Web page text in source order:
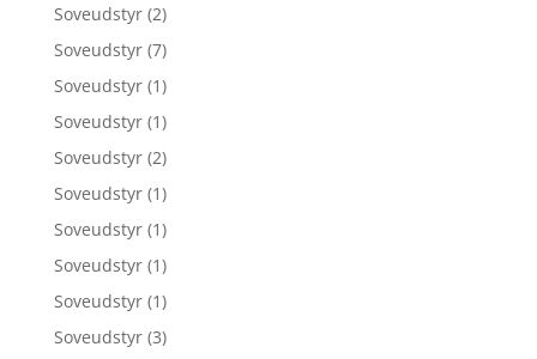
Soveudstyr (2)
Soveudstyr (7)
Soveudstyr (1)
Soveudstyr (1)
Soveudstyr (2)
Soveudstyr (1)
Soveudstyr (1)
Soveudstyr (1)
Soveudstyr (1)
Soveudstyr (3)